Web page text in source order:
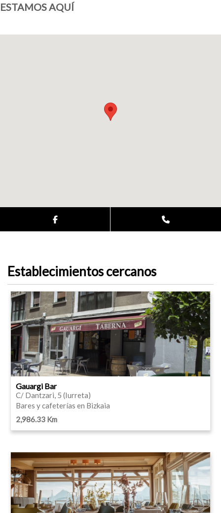
ESTAMOS AQUÍ
Establecimientos cercanos
Gauargi Bar
C/ Dantzari, 5 (Iurreta)
Bares y cafeterías en Bizkaia
2,986.33 Km